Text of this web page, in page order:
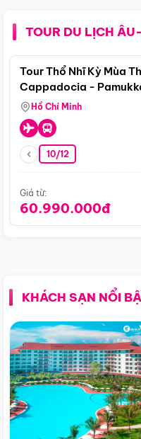
TOUR DU LỊCH
Tour Thổ Nhĩ Kỳ Mùa
Cappadocia -
Hồ Chí Minh
10/12
Giá từ:
60.990.000đ
KHÁCH SẠN NỔI